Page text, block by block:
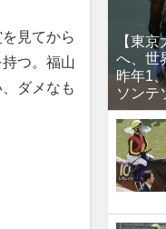
見てから
つ。福山
ダメなも
【東
へ、世
昨年1
ソンテ